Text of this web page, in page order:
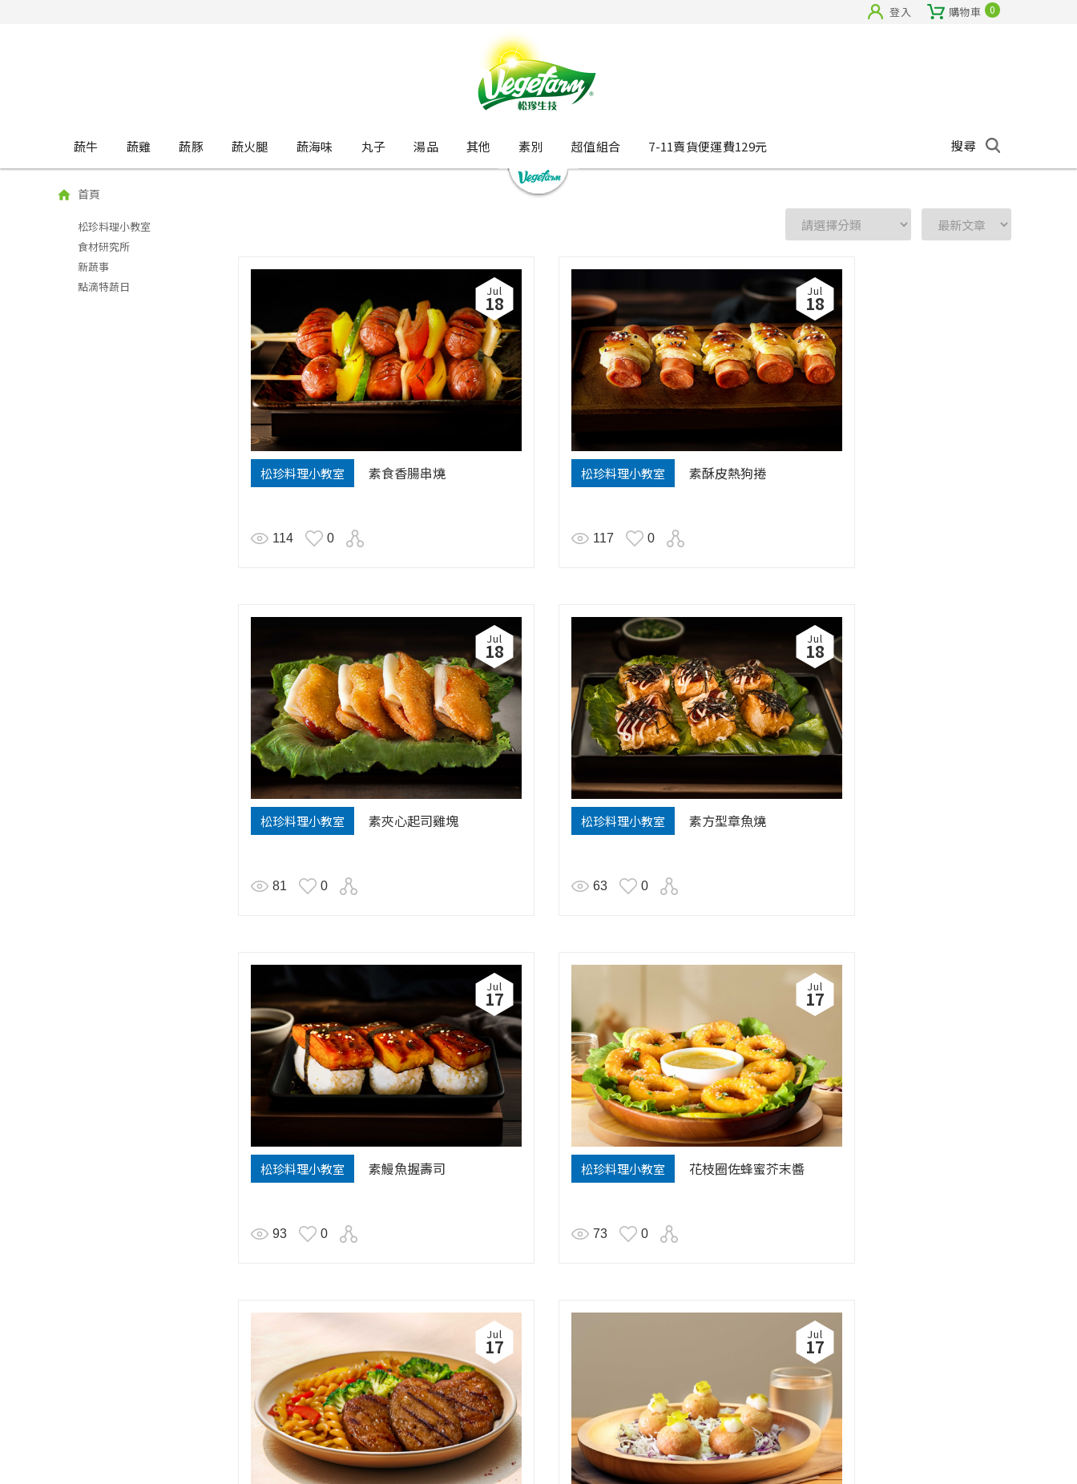
登入 購物車 0
蔬牛 蔬雞 蔬豚 蔬火腿 蔬海味 丸子 湯品 其他 素別 超值組合 7-11賣貨便運費129元 搜尋
首頁
松珍料理小教室
食材研究所
新蔬事
點滴特蔬日
Jul
18
松珍料理小教室 素食香腸串燒
114 0
Jul
18
松珍料理小教室 素酥皮熱狗捲
117 0
Jul
18
松珍料理小教室 素夾心起司雞塊
81 0
Jul
18
松珍料理小教室 素方型章魚燒
63 0
Jul
17
松珍料理小教室 素鰻魚握壽司
93 0
Jul
17
松珍料理小教室 花枝圈佐蜂蜜芥末醬
73 0
Jul
17
Jul
17